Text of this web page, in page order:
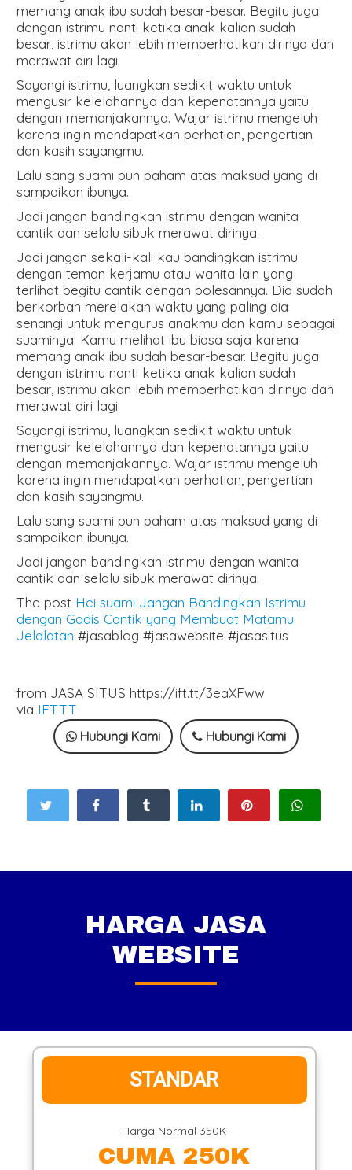
memang anak ibu sudah besar-besar. Begitu juga
dengan istrimu nanti ketika anak kalian sudah
besar, istrimu akan lebih memperhatikan dirinya dan
merawat diri lagi.
Sayangi istrimu, luangkan sedikit waktu untuk
mengusir kelelahannya dan kepenatannya yaitu
dengan memanjakannya. Wajar istrimu mengeluh
karena ingin mendapatkan perhatian, pengertian
dan kasih sayangmu.
Lalu sang suami pun paham atas maksud yang di
sampaikan ibunya.
Jadi jangan bandingkan istrimu dengan wanita
cantik dan selalu sibuk merawat dirinya.
Jadi jangan sekali-kali kau bandingkan istrimu
dengan teman kerjamu atau wanita lain yang
terlihat begitu cantik dengan polesannya. Dia sudah
berkorban merelakan waktu yang paling dia
senangi untuk mengurus anakmu dan kamu sebagai
suaminya. Kamu melihat ibu biasa saja karena
memang anak ibu sudah besar-besar. Begitu juga
dengan istrimu nanti ketika anak kalian sudah
besar, istrimu akan lebih memperhatikan dirinya dan
merawat diri lagi.
Sayangi istrimu, luangkan sedikit waktu untuk
mengusir kelelahannya dan kepenatannya yaitu
dengan memanjakannya. Wajar istrimu mengeluh
karena ingin mendapatkan perhatian, pengertian
dan kasih sayangmu.
Lalu sang suami pun paham atas maksud yang di
sampaikan ibunya.
Jadi jangan bandingkan istrimu dengan wanita
cantik dan selalu sibuk merawat dirinya.
The post Hei suami Jangan Bandingkan Istrimu
dengan Gadis Cantik yang Membuat Matamu
Jelalatan #jasablog #jasawebsite #jasasitus
from JASA SITUS https://ift.tt/3eaXFww
via IFTTT
Hubungi Kami Hubungi Kami
HARGA JASA
WEBSITE
STANDAR
Harga Normal350K
CUMA 250K